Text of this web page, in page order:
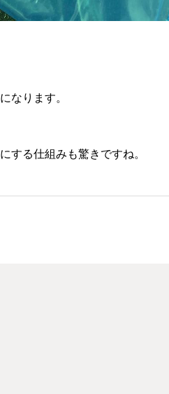
なります。
する仕組みも驚きですね。